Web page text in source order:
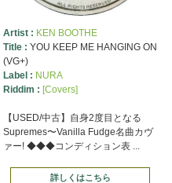
Artist : KEN BOOTHE
Title : YOU KEEP ME HANGING ON
(VG+)
Label : NURA
Riddim : [Covers]
【USED/中古】自身2度目となる
Supremes〜Vanilla Fudge名曲カヴ
ァー! ◆◆◆コンディション表 ...
詳しくはこちら